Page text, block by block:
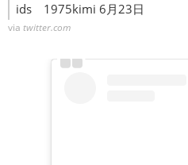
ids 1975kimi 6月23日
via twitter.com